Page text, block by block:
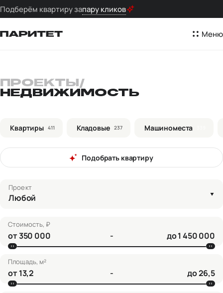
Подберём квартиру запару кликов
Меню
ПРОЕКТЫ /
НЕДВИЖИМОСТЬ
Квартиры 411 Кладовые 237 Машиноместа
Подобрать квартиру
Проект
Любой
Стоимость, ₽
от - до
Площадь, м²
от - до